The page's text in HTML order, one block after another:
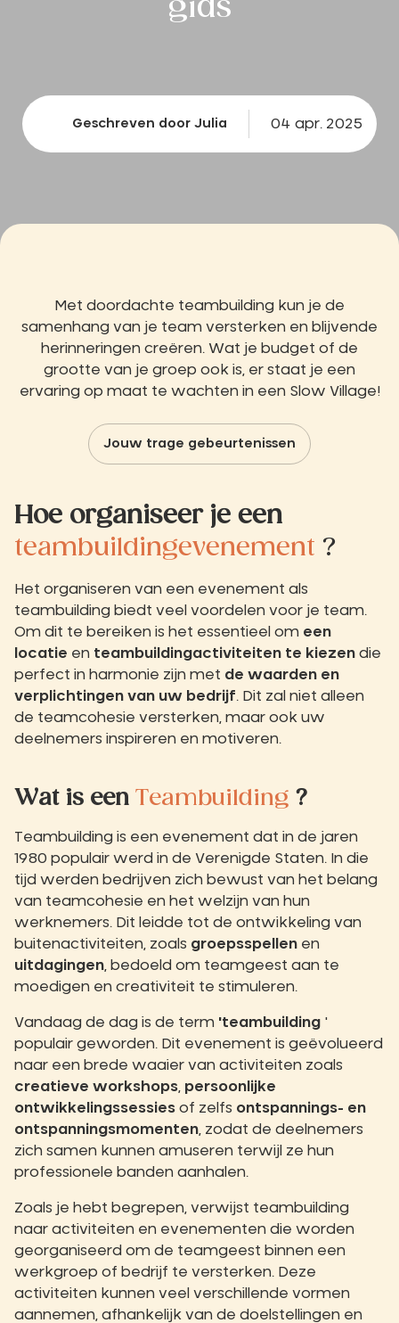
gids
Geschreven door Julia 04 apr. 2025
Met doordachte teambuilding kun je de
samenhang van je team versterken en blijvende
herinneringen creëren. Wat je budget of de
grootte van je groep ook is, er staat je een
ervaring op maat te wachten in een Slow Village!
Jouw trage gebeurtenissen
Hoe organiseer je een
teambuildingevenement ?
Het organiseren van een evenement als
teambuilding biedt veel voordelen voor je team.
Om dit te bereiken is het essentieel om een
locatie en teambuildingactiviteiten te kiezen die
perfect in harmonie zijn met de waarden en
verplichtingen van uw bedrijf. Dit zal niet alleen
de teamcohesie versterken, maar ook uw
deelnemers inspireren en motiveren.
Wat is een Teambuilding ?
Teambuilding is een evenement dat in de jaren
1980 populair werd in de Verenigde Staten. In die
tijd werden bedrijven zich bewust van het belang
van teamcohesie en het welzijn van hun
werknemers. Dit leidde tot de ontwikkeling van
buitenactiviteiten, zoals groepsspellen en
uitdagingen , bedoeld om teamgeest aan te
moedigen en creativiteit te stimuleren.
Vandaag de dag is de term 'teambuilding '
populair geworden. Dit evenement is geëvolueerd
naar een brede waaier van activiteiten zoals
creatieve workshops persoonlijke
ontwikkelingssessies of zelfs ontspannings- en
ontspanningsmomenten , zodat de deelnemers
zich samen kunnen amuseren terwijl ze hun
professionele banden aanhalen.
Zoals je hebt begrepen, verwijst teambuilding
naar activiteiten en evenementen die worden
georganiseerd om de teamgeest binnen een
werkgroep of bedrijf te versterken. Deze
activiteiten kunnen veel verschillende vormen
aannemen, afhankelijk van de doelstellingen en